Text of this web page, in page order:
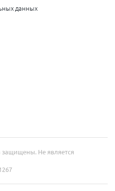
данных
Не является